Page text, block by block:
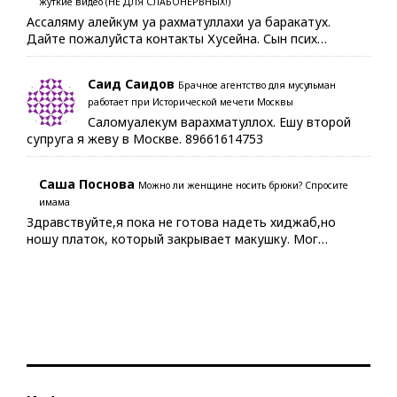
Ассаляму алейкум уа рахматуллахи уа баракатух.
Дайте пожалуйста контакты Хусейна. Сын псих…
Саид Саидов Брачное агентство для мусульман
работает при Исторической мечети Москвы
Саломуалекум варахматуллох. Ешу второй
супруга я жеву в Москве. 89661614753
Саша Поснова Можно ли женщине носить брюки? Спросите
имама
Здравствуйте,я пока не готова надеть хиджаб,но
ношу платок, который закрывает макушку. Мог…